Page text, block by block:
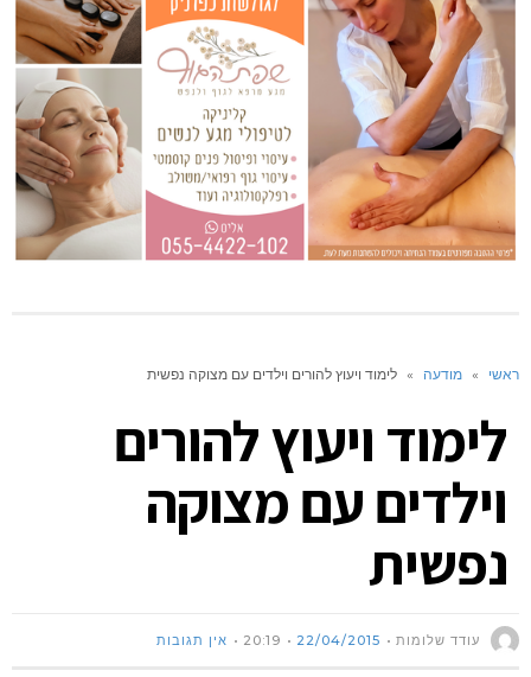
ראשי » מודעה » לימוד ויעוץ להורים וילדים עם מצוקה נפשית
לימוד ויעוץ להורים
וילדים עם מצוקה
נפשית
עודד שלומות 22/04/2015
20:19 אין תגובות